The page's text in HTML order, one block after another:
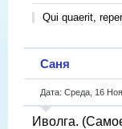
Qui quaerit,
Саня
Дата: Среда, 16
Иволга.